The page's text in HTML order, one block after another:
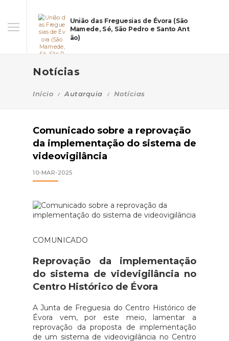
União das Freguesias de Évora (São
Mamede, Sé, São Pedro e Santo Ant
ão)
Notícias
Início Autarquia Notícias
Comunicado sobre a reprovação
da implementação do sistema de
videovigilância
10-MAR-2025
COMUNICADO
Reprovação da implementação
do sistema de videvigilância no
Centro Histórico de Évora
A Junta de Freguesia do Centro Histórico de
Évora vem, por este meio, lamentar a
reprovação da proposta de implementação
de um sistema de videovigilância no Centro